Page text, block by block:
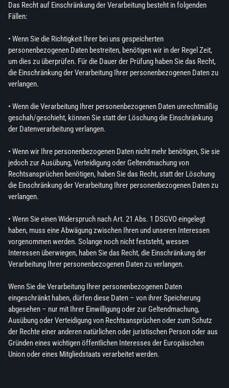
Das Recht auf Einschränkung der Verarbeitung besteht in folgenden
Fällen:
• Wenn Sie die Richtigkeit Ihrer bei uns gespeicherten
personenbezogenen Daten bestreiten, benötigen wir in der Regel Zeit,
um dies zu überprüfen. Für die Dauer der Prüfung haben Sie das Recht,
die Einschränkung der Verarbeitung Ihrer personenbezogenen Daten zu
verlangen.
• Wenn die Verarbeitung Ihrer personenbezogenen Daten unrechtmäßig
geschah/geschieht, können Sie statt der Löschung die Einschränkung
der Datenverarbeitung verlangen.
• Wenn wir Ihre personenbezogenen Daten nicht mehr benötigen, Sie sie
jedoch zur Ausübung, Verteidigung oder Geltendmachung von
Rechtsansprüchen benötigen, haben Sie das Recht, statt der Löschung
die Einschränkung der Verarbeitung Ihrer personenbezogenen Daten zu
verlangen.
• Wenn Sie einen Widerspruch nach Art. 21 Abs. 1 DSGVO eingelegt
haben, muss eine Abwägung zwischen Ihren und unseren Interessen
vorgenommen werden. Solange noch nicht feststeht, wessen
Interessen überwiegen, haben Sie das Recht, die Einschränkung der
Verarbeitung Ihrer personenbezogenen Daten zu verlangen.
Wenn Sie die Verarbeitung Ihrer personenbezogenen Daten
eingeschränkt haben, dürfen diese Daten – von ihrer Speicherung
abgesehen – nur mit Ihrer Einwilligung oder zur Geltendmachung,
Ausübung oder Verteidigung von Rechtsansprüchen oder zum Schutz
der Rechte einer anderen natürlichen oder juristischen Person oder aus
Gründen eines wichtigen öffentlichen Interesses der Europäischen
Union oder eines Mitgliedstaats verarbeitet werden.